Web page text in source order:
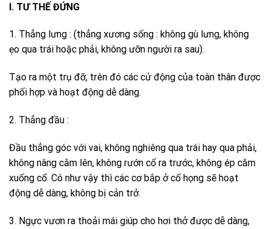
I. TƯ THẾ ĐỨNG
1. Thẳng lưng : (thẳng xương sống : không gù lưng, không
ẹo qua trái hoặc phải, không ưỡn người ra sau).
Tạo ra một trụ đỡ, trên đó các cử động của toàn thân được
phối hợp và hoạt động dễ dàng.
2. Thẳng đầu :
Đầu thẳng góc với vai, không nghiêng qua trái hay qua phải,
không nâng cằm lên, không rướn cổ ra trước, không ép cằm
xuống cổ. Có như vậy thì các cơ bắp ở cổ họng sẽ hoạt
động dễ dàng, không bị cản trở.
3. Ngực vươn ra thoải mái giúp cho hơi thở được dễ dàng,